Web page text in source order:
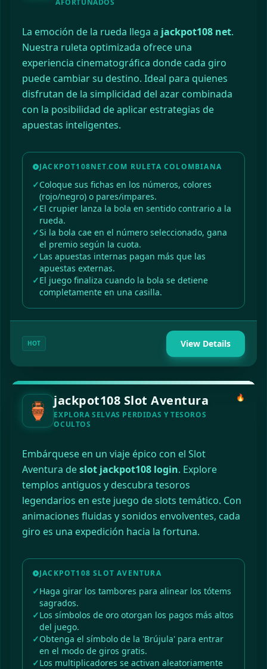
AFORTUNADOS
La emoción de la rueda llega a jackpot108 net.
Nuestra ruleta optimizada ofrece una
experiencia cinematográfica donde cada giro
puede cambiar su destino. Ideal para quienes
disfrutan de la simplicidad del azar combinada
con la posibilidad de aplicar estrategias de
apuestas inteligentes.
JACKPOT108NET.COM RULETA COLOMBIANA
Coloque sus fichas en los números, colores
(rojo/negro) o pares/impares.
El crupier lanza la bola en sentido contrario a la
rueda.
Si la bola cae en el número seleccionado, gana
el premio según la cuota.
Las apuestas internas pagan más que las
apuestas externas.
El juego finaliza cuando la bola se detiene
completamente en una casilla.
HOT View Details
🏺 jackpot108 Slot Aventura
EXPLORA SELVAS PERDIDAS Y TESOROS
OCULTOS
🔥
Embárquese en un viaje épico con el Slot
Aventura deslot jackpot108 login. Explore
templos antiguos y descubra tesoros
legendarios en este juego de slots temático. Con
animaciones fluidas y sonidos envolventes, cada
giro es una expedición hacia la fortuna.
JACKPOT108 SLOT AVENTURA
Haga girar los tambores para alinear los tótems
sagrados.
Los símbolos de oro otorgan los pagos más altos
del juego.
Obtenga el símbolo de la 'Brújula' para entrar
en el modo de giros gratis.
Los multiplicadores se activan aleatoriamente